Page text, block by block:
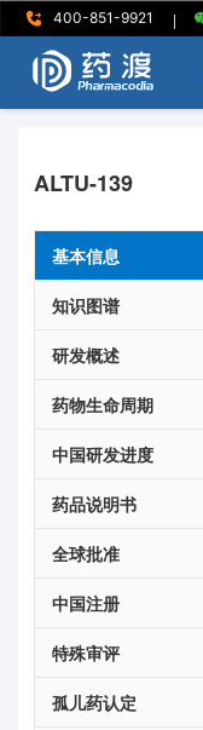
400-851-9921 |
ALTU-139
基本信息
知识图谱
研发概述
药物生命周期
中国研发进度
药品说明书
全球批准
中国注册
特殊审评
孤儿药认定